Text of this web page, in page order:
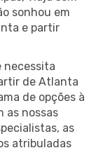
sonhou em
e partir
necessita
de Atlanta
de opções à
as nossas
as
atribuladas